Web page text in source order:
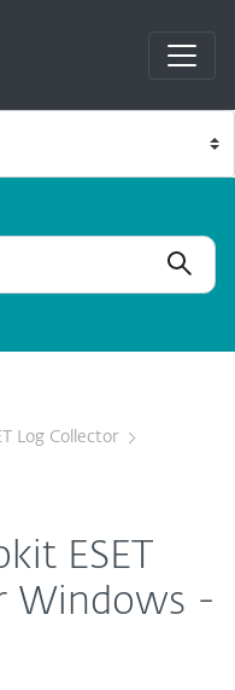
Log Collector
ESET
Windows -